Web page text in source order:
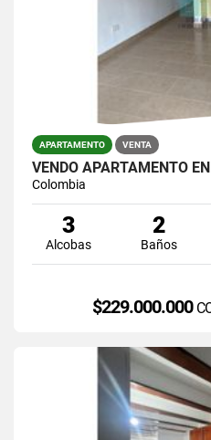
APARTAMENTO VENTA
Colombia
3
Alcobas
2
Baños
$229.000.000